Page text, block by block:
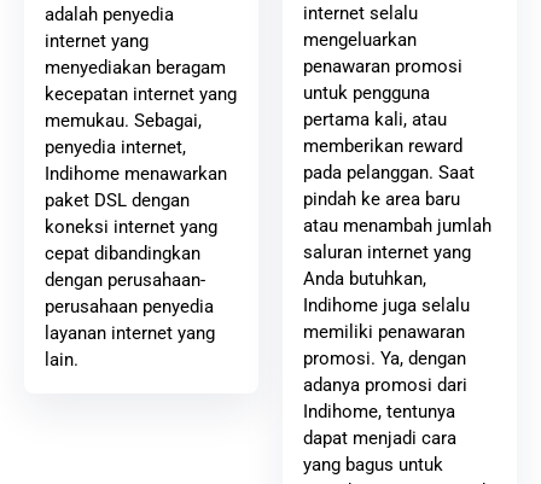
adalah penyedia
internet yang
menyediakan beragam
kecepatan internet yang
memukau. Sebagai,
penyedia internet,
Indihome menawarkan
paket DSL dengan
koneksi internet yang
cepat dibandingkan
dengan perusahaan-
perusahaan penyedia
layanan internet yang
lain.
internet selalu
mengeluarkan
penawaran promosi
untuk pengguna
pertama kali, atau
memberikan reward
pada pelanggan. Saat
pindah ke area baru
atau menambah jumlah
saluran internet yang
Anda butuhkan,
Indihome juga selalu
memiliki penawaran
promosi. Ya, dengan
adanya promosi dari
Indihome, tentunya
dapat menjadi cara
yang bagus untuk